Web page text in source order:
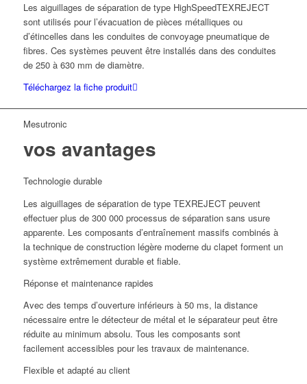
Les aiguillages de séparation de type HighSpeedTEXREJECT
sont utilisés pour l’évacuation de pièces métalliques ou
d’étincelles dans les conduites de convoyage pneumatique de
fibres. Ces systèmes peuvent être installés dans des conduites
de 250 à 630 mm de diamètre.
Téléchargez la fiche produit
Mesutronic
vos avantages
Technologie durable
Les aiguillages de séparation de type TEXREJECT peuvent
effectuer plus de 300 000 processus de séparation sans usure
apparente. Les composants d’entraînement massifs combinés à
la technique de construction légère moderne du clapet forment un
système extrêmement durable et fiable.
Réponse et maintenance rapides
Avec des temps d’ouverture inférieurs à 50 ms, la distance
nécessaire entre le détecteur de métal et le séparateur peut être
réduite au minimum absolu. Tous les composants sont
facilement accessibles pour les travaux de maintenance.
Flexible et adapté au client